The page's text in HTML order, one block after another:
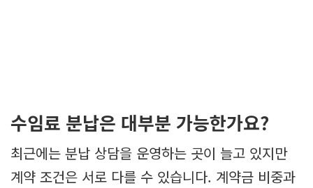
수임료 분납은 대부분 가능한가요?
최근에는 분납 상담을 운영하는 곳이 늘고 있지만
계약 조건은 서로 다를 수 있습니다. 계약금 비중과